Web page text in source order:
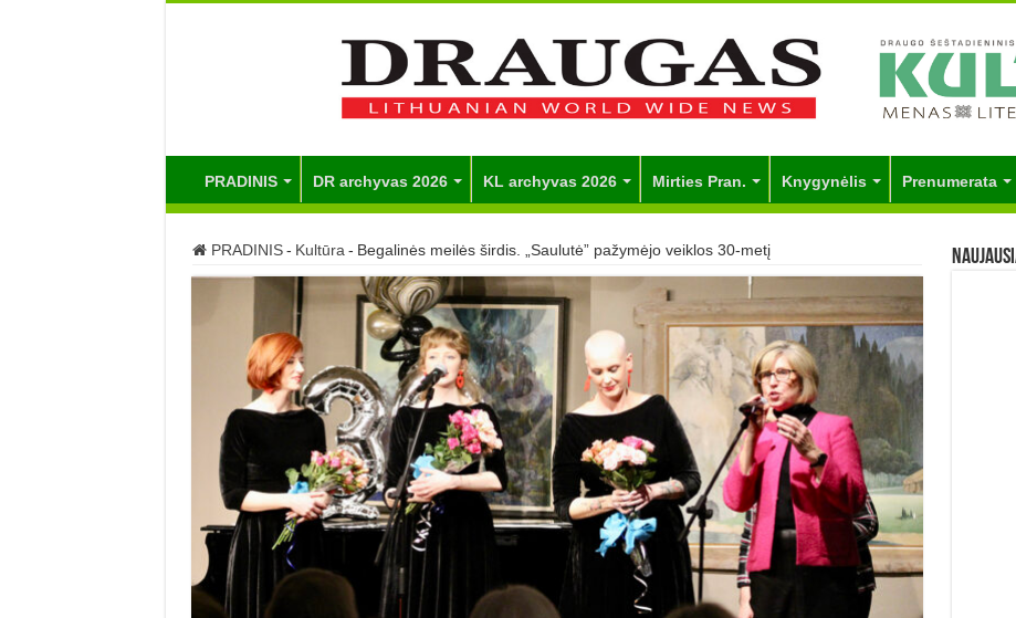
PRADINIS DR archyvas 2026 KL archyvas 2026 Mirties Pran. Knygynėlis Prenumerata
PRADINIS - Kultūra - Begalinės meilės širdis. „Saulutė” pažymėjo veiklos 30-metį